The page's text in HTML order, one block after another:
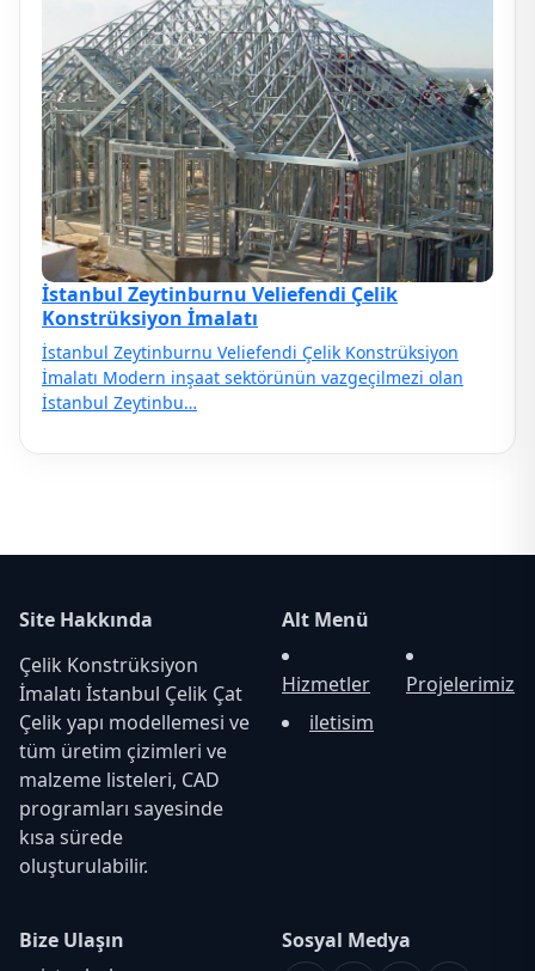
İstanbul Zeytinburnu Veliefendi Çelik
Konstrüksiyon İmalatı
İstanbul Zeytinburnu Veliefendi Çelik Konstrüksiyon
İmalatı Modern inşaat sektörünün vazgeçilmezi olan
İstanbul Zeytinbu…
Site Hakkında
Çelik Konstrüksiyon
İmalatı İstanbul Çelik Çat
Çelik yapı modellemesi ve
tüm üretim çizimleri ve
malzeme listeleri, CAD
programları sayesinde
kısa sürede
oluşturulabilir.
Alt Menü
Hizmetler
Projelerimiz
iletisim
Bize Ulaşın
Sosyal Medya